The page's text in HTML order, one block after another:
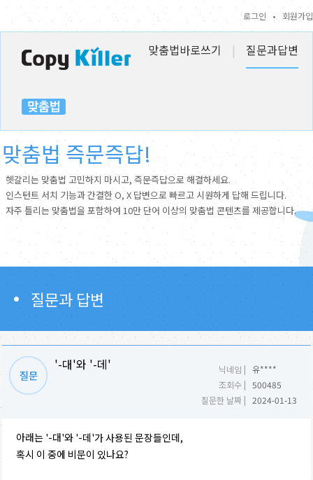
로그인 • 회원가입
맞춤법바로쓰기 | 질문과답변
맞춤법 즉문즉답!
헷갈리는 맞춤법 고민하지 마시고, 즉문즉답으로 해결하세요.
인스턴트 서치 기능과 간결한 O, X 답변으로 빠르고 시원하게 답해 드립니다.
자주 틀리는 맞춤법을 포함하여 10만 단어 이상의 맞춤법 콘텐츠를 제공합니다.
질문과 답변
닉네임 | 유****
조회수 | 500485
질문한 날짜 | 2024-01-13
'-대'와 '-데'
아래는 '-대'와 '-데'가 사용된 문장들인데,
혹시 이 중에 비문이 있나요?